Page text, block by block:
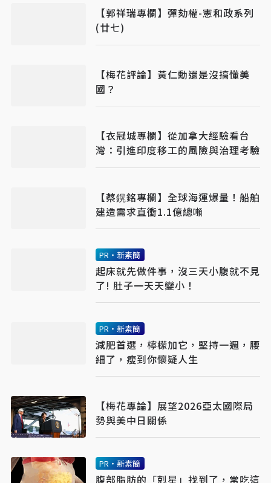
【郭祥瑞專欄】彈劾權-憲和政系列
(廿七)
【梅花評論】黃仁勳還是沒搞懂美
國？
【衣冠城專欄】從加拿大經驗看台
灣：引進印度移工的風險與治理考驗
【蔡鎤銘專欄】全球海運爆量！船舶
建造需求直衝1.1億總噸
PR・新素簡
起床就先做件事，沒三天小腹就不見
了! 肚子一天天變小！
PR・新素簡
減肥首選，檸檬加它，堅持一週，腰
細了，瘦到你懷疑人生
【梅花專論】展望2026亞太國際局
勢與美中日關係
PR・新素簡
腹部脂肪的「剋星」找到了，常吃這